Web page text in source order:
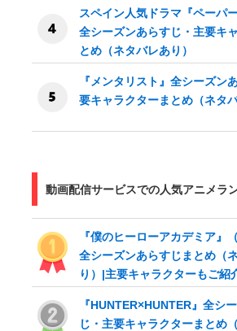
スペイン人気ドラマ『ペーパ
全シーズンあらすじ・主要キ
とめ（ネタバレあり）
『メンタリスト』全シーズン
要キャラクターまとめ（ネタバ
動画配信サービスでの人気アニメラ
『僕のヒーローアカデミア』
全シーズンあらすじまとめ（
り）|主要キャラクターもご紹
『HUNTER×HUNTER』全シ
じ・主要キャラクターまとめ